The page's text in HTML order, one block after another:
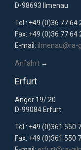
D-98693 Ilmenau
Tel.: +49 (0)36 77 64
Fax: +49 (0)36 77 64
E-mail: ilmenau@ra-
Anfahrt →
Erfurt
Anger 19/ 20
D-99084 Erfurt
Tel.: +49 (0)361 550
Fax: +49 (0)361 550